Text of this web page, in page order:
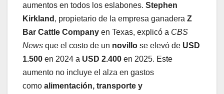
aumentos en todos los eslabones. Stephen
Kirkland , propietario de la empresa ganadera Z
Bar Cattle Company en Texas, explicó a CBS
News que el costo de un novillo se elevó de USD
1.500 en 2024 a USD 2.400 en 2025. Este
aumento no incluye el alza en gastos
como alimentación, transporte y